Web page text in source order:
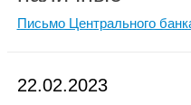
Письмо Центрального
22.02.2023